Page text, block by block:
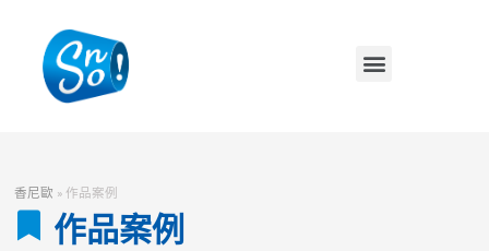
香尼歐 » 作品案例
作品案例